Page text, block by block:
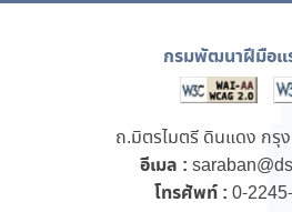
กรมพัฒนาฝีมือแ
ถ.มิตรไมตรี ดินแดง กรุ
อีเมล :
โทรศัพท์ : 0-